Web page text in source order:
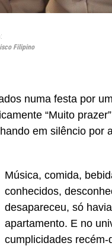
Filipino
numa festa por
“Muito
em silêncio por
Música, comida,
conhecidos,
desapareceu, só
apartamento. E no
cumplicidades recém-